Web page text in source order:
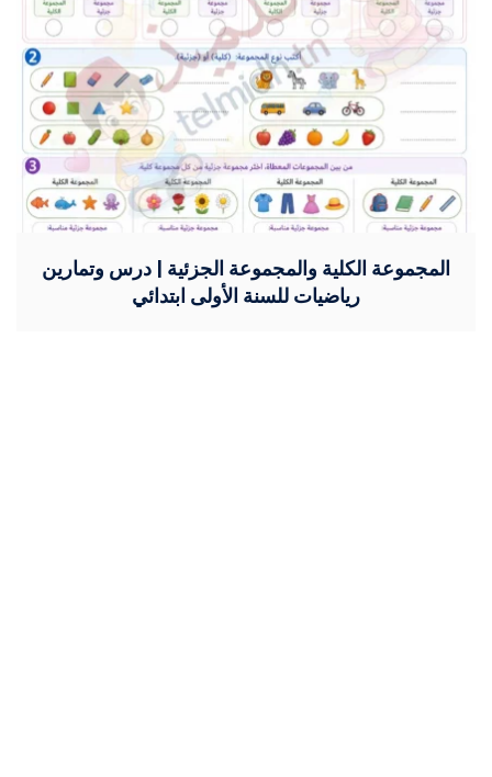
المجموعة الكلية والمجموعة الجزئية | درس وتمارين
رياضيات للسنة الأولى ابتدائي